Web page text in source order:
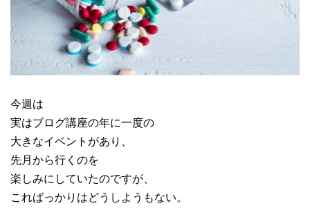
今週は
実はブログ講座の年に一度の
大きなイベントがあり、
先月から行くのを
楽しみにしていたのですが、
こればっかりはどうしようもない。